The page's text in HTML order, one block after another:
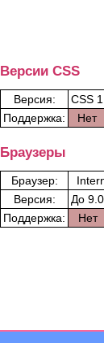
Версии CSS
Версия: CSS 1
Поддержка:
Нет
Браузеры
Браузер:
Версия:
До 9.0
Поддержка:
Нет